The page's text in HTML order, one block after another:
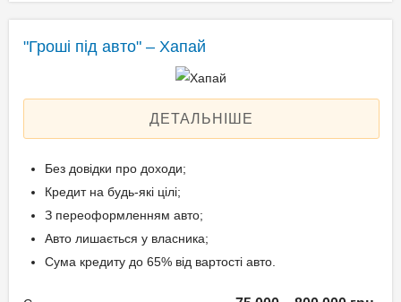
Вік позичальника
Застава: Автотранспорт
Дострокове погашення:
Дострокове без штрафів
кредиту
На розрахунковий
"Гроші під авто" – Хапай
ДЕТАЛЬНІШЕ
Без довідки про доходи;
Кредит на будь-які цілі;
З переоформленням авто;
Авто лишається у власника;
Сума кредиту до 65% від вартості авто.